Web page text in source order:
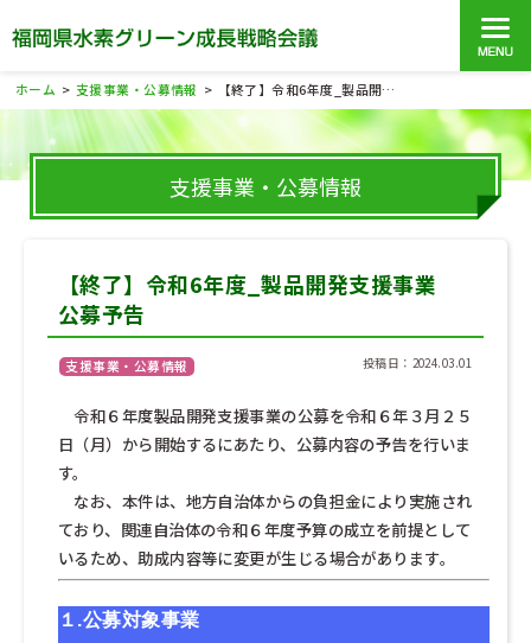
ホーム > 支援事業・公募情報 > 【終了】令和6年度_製品開発支援事業 公募予告
支援事業・公募情報
【終了】令和6年度_製品開発支援事業
公募予告
支援事業・公募情報 投稿日：2024.03.01
・令和６年度製品開発支援事業の公募を令和６年３月２５
日（月）から開始するにあたり、公募内容の予告を行いま
す。
なお、本件は、地方自治体からの負担金により実施され
ており、関連自治体の令和６年度予算の成立を前提として
いるため、助成内容等に変更が生じる場合があります。
１.公募対象事業